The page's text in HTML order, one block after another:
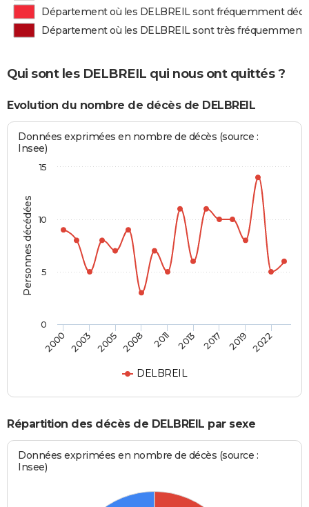
Département où les DELBREIL sont fréquemment
Département où les DELBREIL sont très fréquemment
Qui sont les DELBREIL qui nous ont quittés ?
Evolution du nombre de décès de DELBREIL
Personnes décédées
Données exprimées en nombre de décès (source :
Insee)
DELBREIL
2000 2003 2005 2008 2011 2013 2017 2019 2022
0
5
10
15
Répartition des décès de DELBREIL par sexe
Données exprimées en nombre de décès (source :
Insee)